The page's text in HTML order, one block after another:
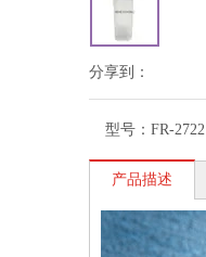
分享到：
型号： FR-2722
产品描述